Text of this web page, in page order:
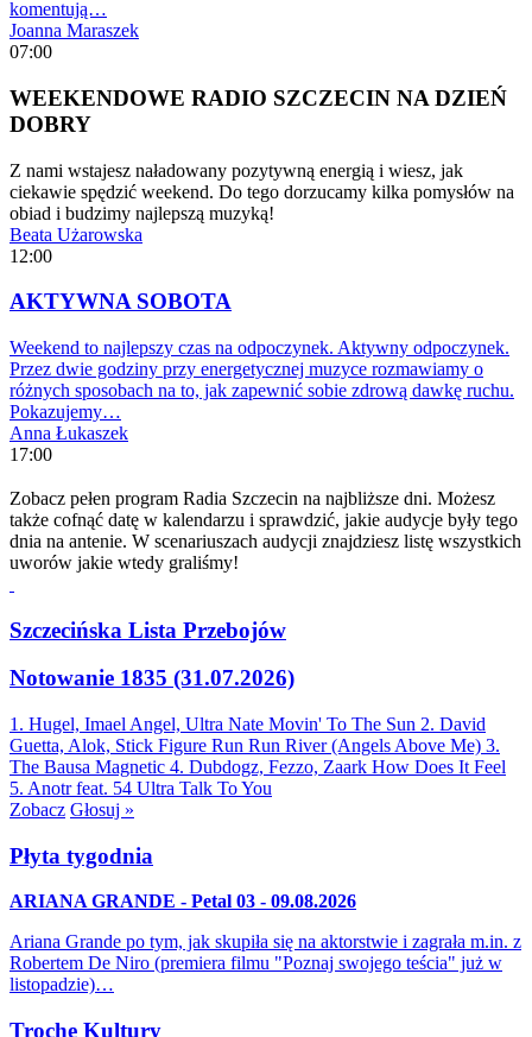
komentują…
Joanna Maraszek
07:00
WEEKENDOWE RADIO SZCZECIN NA DZIEŃ
DOBRY
Z nami wstajesz naładowany pozytywną energią i wiesz, jak
ciekawie spędzić weekend. Do tego dorzucamy kilka pomysłów na
obiad i budzimy najlepszą muzyką!
Beata Użarowska
12:00
AKTYWNA SOBOTA
Weekend to najlepszy czas na odpoczynek. Aktywny odpoczynek.
Przez dwie godziny przy energetycznej muzyce rozmawiamy o
różnych sposobach na to, jak zapewnić sobie zdrową dawkę ruchu.
Pokazujemy…
Anna Łukaszek
17:00
Zobacz pełen program Radia Szczecin na najbliższe dni. Możesz
także cofnąć datę w kalendarzu i sprawdzić, jakie audycje były tego
dnia na antenie. W scenariuszach audycji znajdziesz listę wszystkich
uworów jakie wtedy graliśmy!
Szczecińska Lista Przebojów
Notowanie 1835 (31.07.2026)
1. Hugel, Imael Angel, Ultra Nate Movin' To The Sun 2. David
Guetta, Alok, Stick Figure Run Run River (Angels Above Me) 3.
The Bausa Magnetic 4. Dubdogz, Fezzo, Zaark How Does It Feel
5. Anotr feat. 54 Ultra Talk To You
Zobacz Głosuj »
Płyta tygodnia
ARIANA GRANDE - Petal 03 - 09.08.2026
Ariana Grande po tym, jak skupiła się na aktorstwie i zagrała m.in. z
Robertem De Niro (premiera filmu "Poznaj swojego teścia" już w
listopadzie)…
Trochę Kultury